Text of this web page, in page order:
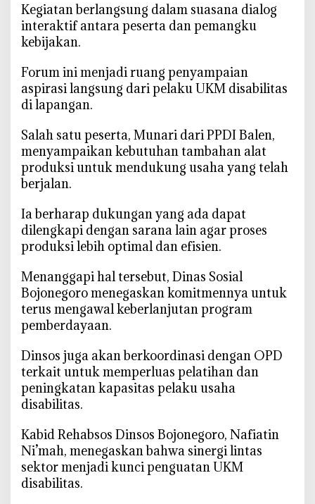
I
n
a
s
e
r
b
‎Kegiatan berlangsung dalam suasana dialog
interaktif antara peserta dan pemangku
kebijakan.
‎Forum ini menjadi ruang penyampaian
aspirasi langsung dari pelaku UKM disabilitas
di lapangan.
‎Salah satu peserta, Munari dari PPDI Balen,
menyampaikan kebutuhan tambahan alat
produksi untuk mendukung usaha yang telah
berjalan.
‎Ia berharap dukungan yang ada dapat
dilengkapi dengan sarana lain agar proses
produksi lebih optimal dan efisien.
‎Menanggapi hal tersebut, Dinas Sosial
Bojonegoro menegaskan komitmennya untuk
terus mengawal keberlanjutan program
pemberdayaan.
‎Dinsos juga akan berkoordinasi dengan OPD
terkait untuk memperluas pelatihan dan
peningkatan kapasitas pelaku usaha
disabilitas.
‎Kabid Rehabsos Dinsos Bojonegoro, Nafiatin
Ni’mah, menegaskan bahwa sinergi lintas
sektor menjadi kunci penguatan UKM
disabilitas.